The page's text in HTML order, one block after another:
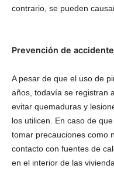
contrario, se pueden
Prevención de
A pesar de que el uso de
años, todavía se registran
evitar quemaduras y
los utilicen. En caso de
tomar precauciones como
contacto con fuentes de
en el interior de las